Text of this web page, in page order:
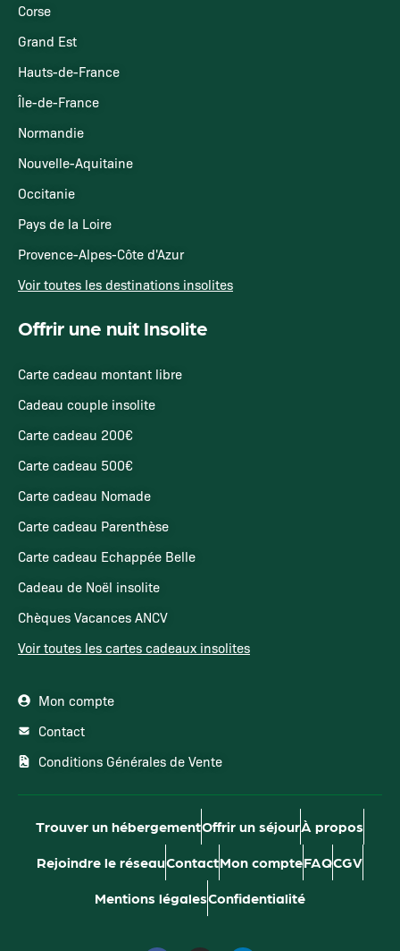
Corse
Grand Est
Hauts-de-France
Île-de-France
Normandie
Nouvelle-Aquitaine
Occitanie
Pays de la Loire
Provence-Alpes-Côte d'Azur
Voir toutes les destinations insolites
Offrir une nuit Insolite
Carte cadeau montant libre
Cadeau couple insolite
Carte cadeau 200€
Carte cadeau 500€
Carte cadeau Nomade
Carte cadeau Parenthèse
Carte cadeau Echappée Belle
Cadeau de Noël insolite
Chèques Vacances ANCV
Voir toutes les cartes cadeaux insolites
Mon compte
Contact
Conditions Générales de Vente
Trouver un hébergementOffrir un séjourÀ propos
Rejoindre le réseauContactMon compteFAQCGV
Mentions légalesConfidentialité